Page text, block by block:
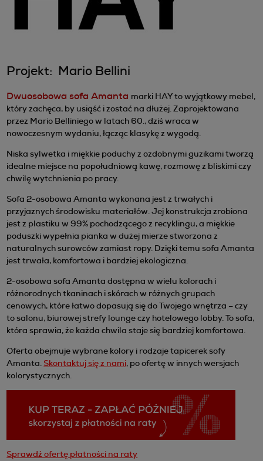
Projekt: Mario Bellini
Dwuosobowa sofa Amanta marki HAY to wyjątkowy mebel,
który zachęca, by usiąść i zostać na dłużej. Zaprojektowana
przez Mario Belliniego w latach 60., dziś wraca w
nowoczesnym wydaniu, łącząc klasykę z wygodą.
Niska sylwetka i miękkie poduchy z ozdobnymi guzikami tworzą
idealne miejsce na popołudniową kawę, rozmowę z bliskimi czy
chwilę wytchnienia po pracy.
Sofa 2-osobowa Amanta wykonana jest z trwałych i
przyjaznych środowisku materiałów. Jej konstrukcja zrobiona
jest z plastiku w 99% pochodzącego z recyklingu, a miękkie
poduszki wypełnia pianka w dużej mierze stworzona z
naturalnych surowców zamiast ropy. Dzięki temu sofa Amanta
jest trwała, komfortowa i bardziej ekologiczna.
2-osobowa sofa Amanta dostępna w wielu kolorach i
różnorodnych tkaninach i skórach w różnych grupach
cenowych, które łatwo dopasują się do Twojego wnętrza – czy
to salonu, biurowej strefy lounge czy hotelowego lobby. To sofa,
która sprawia, że każda chwila staje się bardziej komfortowa.
Oferta obejmuje wybrane kolory i rodzaje tapicerek sofy
Amanta.Skontaktuj się z nami, po ofertę w innych wersjach
kolorystycznych.
Sprawdź ofertę płatności na raty